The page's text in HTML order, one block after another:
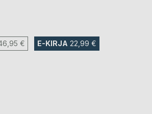
€ E-KIRJA 22,99 €